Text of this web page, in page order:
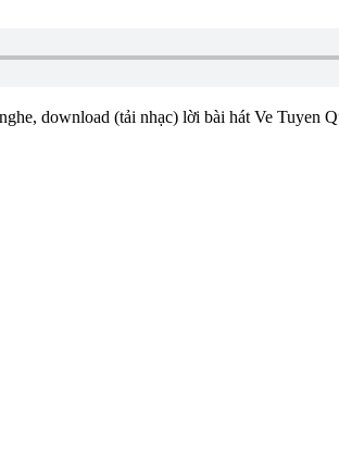
download (tải nhạc) lời bài hát Ve Tuyen